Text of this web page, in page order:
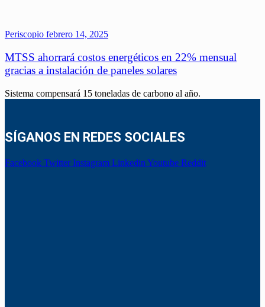
Periscopio febrero 14, 2025
MTSS ahorrará costos energéticos en 22% mensual
gracias a instalación de paneles solares
Sistema compensará 15 toneladas de carbono al año.
SÍGANOS EN REDES SOCIALES
Facebook Twitter Instagram Linkedin Youtube Reddit